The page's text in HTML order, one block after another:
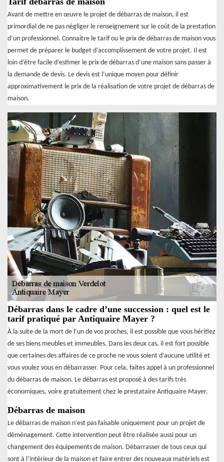
Avant de mettre en œuvre le projet de débarras de maison, il est
primordial de ne pas négliger le renseignement sur le coût de la prestation
d’un professionnel. Connaitre le tarif ou le prix de débarras de maison vous
permet de préparer le budget d’accomplissement de votre projet. Il est
loin d’être facile d’estimer le prix de débarras d’une maison sans passer à
la demande de devis. Le devis est l’unique moyen pour définir
approximativement le prix de la réalisation de votre projet de débarras de
maison.
Débarras dans le cadre d’une succession : quel est le
tarif pratiqué par Antiquaire Mayer ?
À la suite de la mort de l’un de vos proches, il est possible que vous héritiez
de ses biens meubles et immeubles. Dans les deux cas, il est fort possible
que certaines des affaires de ce proche ne vous soient d’aucune utilité et
vous voulez vous en débarrasser. Pour cela, faites appel à un professionnel
du débarras de maison. Le débarras est proposé à des tarifs très
économiques, voire gratuitement chez le prestataire Antiquaire Mayer.
Débarras de maison
Le débarras de maison n’est pas faisable uniquement pour un projet de
déménagement. Cette intervention peut être réalisée aussi pour un
changement des équipements de maison. Débarrasser de tous ceux qui
sont à l’intérieur de la maison et faire entrer des nouveaux matériels est